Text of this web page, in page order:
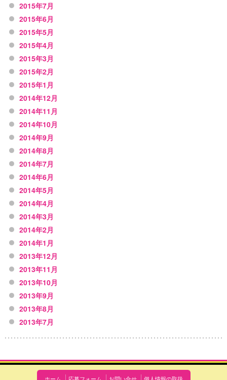
2015年7月
2015年6月
2015年5月
2015年4月
2015年3月
2015年2月
2015年1月
2014年12月
2014年11月
2014年10月
2014年9月
2014年8月
2014年7月
2014年6月
2014年5月
2014年4月
2014年3月
2014年2月
2014年1月
2013年12月
2013年11月
2013年10月
2013年9月
2013年8月
2013年7月